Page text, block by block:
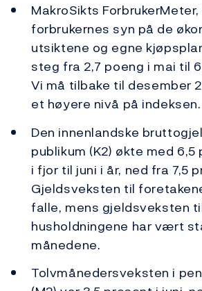
MakroSikts
forbrukernes syn på de
utsiktene og egne
steg fra 2,7 poeng i mai til
Vi må tilbake til desember
et høyere nivå på indeksen.
Den innenlandske
publikum (K2) økte med
i fjor til juni i år, ned fra 7,5
Gjeldsveksten til
falle, mens gjeldsveksten
husholdningene har vært
månedene.
Tolvmånedersveksten i